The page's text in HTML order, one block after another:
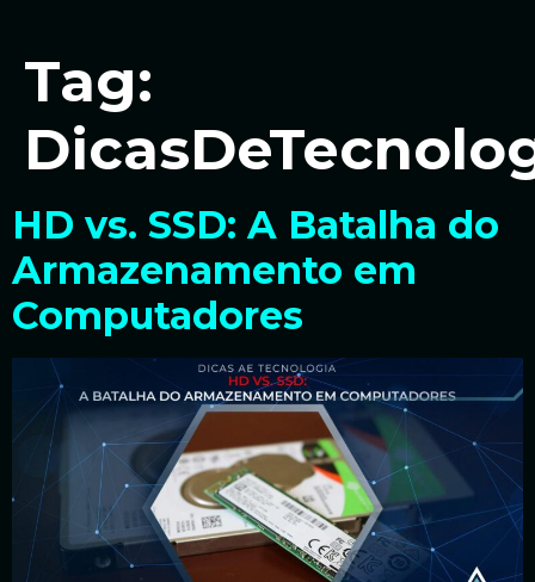
Tag:
HD vs. SSD: A Batalha do
Armazenamento em
Computadores